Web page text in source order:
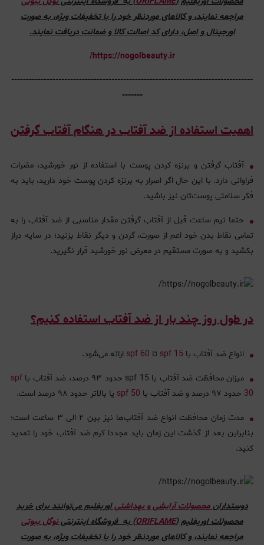
مراجعه نمایند، و کالاهای موردنظر خود را با تخفیفات ویژه، به صورت
اورجینال و اصل، دارای کد اصالت کالا و ضمانت دریافت نمایند.
https://nogolbeauty.ir/
----------------------------------------------------------------------------------
-------
اهمیت استفاده از ضد آفتاب در هنگام آفتاب گرفتن
آفتاب گرفتن و برنزه کردن پوست با استفاده از نور خورشید، مضرات
فراوانی دارد. با این حال اگر اصرار به برنزه کردن پوست خود دارید، باید به
فکر سلامتی پوست‌تان نیز باشید.
حتما نیم ساعت قبل از آفتاب گرفتن مقدار مناسبی از ضد آفتاب را به
تمامی نقاط بدن خود اعم از صورت، گردن و دیگر نقاط بزنید؛ در سایه دراز
بکشید و به صورت مستقیم در معرض نور خورشید قرار نگیرید.
در طول روز چند بار از ضد آفتاب استفاده کنیم؟
انواع ضد آفتاب‌ با spf 15 تا spf 60 ارائه می‌شود‌.
میزان محافظت ضد آفتاب با spf 15 حدود ۹۳ درصد، ضد آفتاب با
spf
30 حدود ۹۷ درصد و ضد آفتاب با spf 50 یا بالاتر حدود ۹۸ درصد است.
مدت زمان محافظت انواع ضد آفتاب‌ها نیز بین ۲ الی ۳ ساعت است؛
بنابراین بعد از گذشت این زمان باید مجددا کرم ضد آفتاب خود را تمدید
کنید.
دوستدارانمحصولات آرایشی و بهداشتیاوریفلیم می‌توانند برای خرید
محصولات اوریفلیم(
ORIFLAME) به فروشگاه اینترنتینوگل بیوتی
مراجعه نمایند، و کالاهای موردنظر خود را با تخفیفات ویژه، به صورت